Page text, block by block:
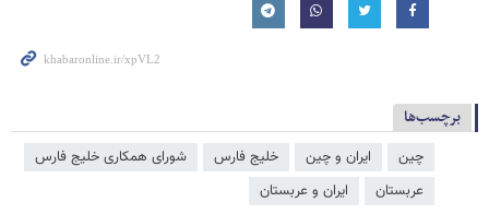
برچسب‌ها
چین ایران و چین خلیج فارس
شورای همکاری خلیج فارس
عربستان
ایران و عربستان